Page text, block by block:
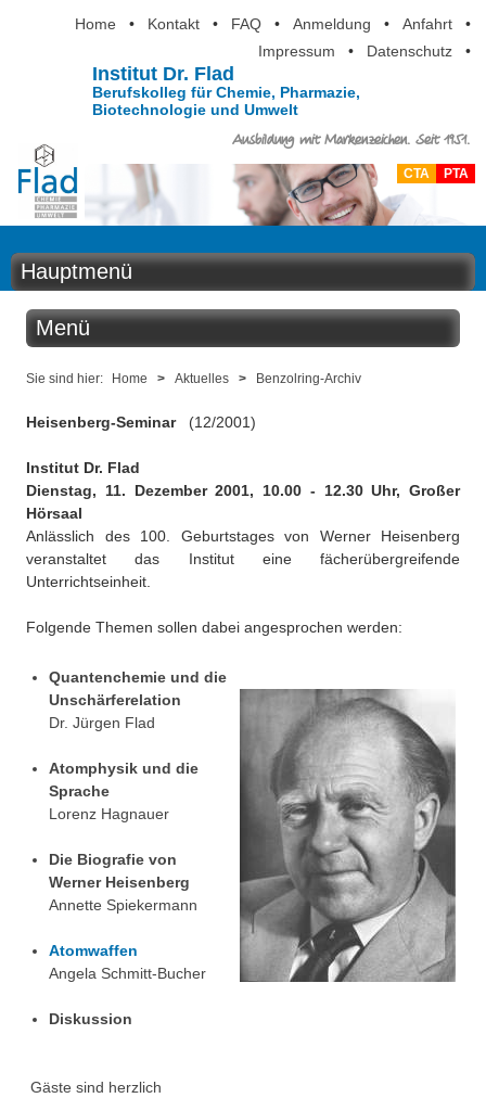
Home • Kontakt • FAQ • Anmeldung • Anfahrt
•
Impressum
• Datenschutz •
Institut Dr. Flad
Berufskolleg für Chemie, Pharmazie,
Biotechnologie und Umwelt
Ausbildung mit Markenzeichen. Seit 1951.
CTA PTA
Hauptmenü
Home
Über uns
Besonderheiten
Projekte
Eduthek
Menü
Aktuelles
Benzolring online
Benzolring-Archiv
Sie sind hier: Home > Aktuelles > Benzolring-Archiv
Heisenberg-Seminar(12/2001)
Institut Dr. Flad
Dienstag, 11. Dezember 2001, 10.00 - 12.30 Uhr, Großer
Hörsaal
Anlässlich des 100. Geburtstages von Werner Heisenberg
veranstaltet das Institut eine fächerübergreifende
Unterrichtseinheit.
Folgende Themen sollen dabei angesprochen werden:
Quantenchemie und die
Unschärferelation
Dr. Jürgen Flad
Atomphysik und die
Sprache
Lorenz Hagnauer
Die Biografie von
Werner Heisenberg
Annette Spiekermann
Atomwaffen
Angela Schmitt-Bucher
Diskussion
Gäste sind herzlich